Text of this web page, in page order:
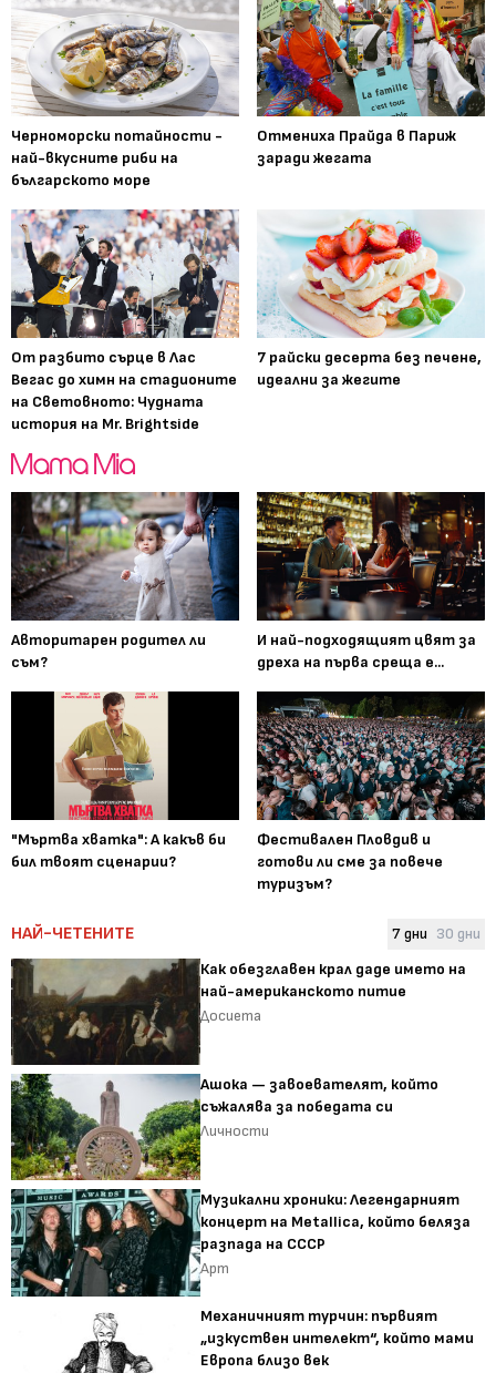
Черноморски потайности -
най-вкусните риби на
българското море
Отмениха Прайда в Париж
заради жегата
От разбито сърце в Лас
Вегас до химн на стадионите
на Световното: Чудната
история на Mr. Brightside
7 райски десерта без печене,
идеални за жегите
Авторитарен родител ли
съм?
И най-подходящият цвят за
дреха на първа среща е...
"Мъртва хватка": А какъв би
бил твоят сценарии?
Фестивален Пловдив и
готови ли сме за повече
туризъм?
НАЙ-ЧЕТЕНИТЕ 7 дни 30 дни
Как обезглавен крал даде името на
най-американското питие
Досиета
Ашока — завоевателят, който
съжалява за победата си
Личности
Музикални хроники: Легендарният
концерт на Metallica, който беляза
разпада на СССР
Арт
Механичният турчин: първият
„изкуствен интелект“, който мами
Европа близо век